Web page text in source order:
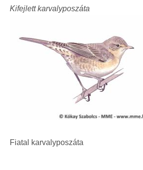
Kifejlett karvalyposzáta
Fiatal karvalyposzáta